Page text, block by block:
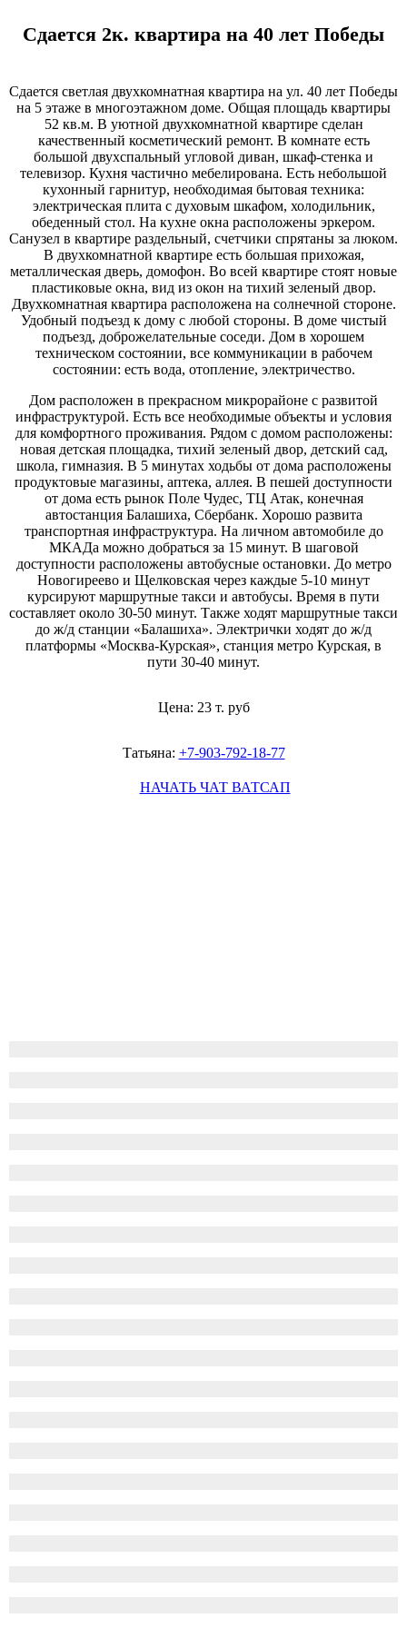
Сдается 2к. квартира на 40 лет Победы
Сдается светлая двухкомнатная квартира на ул. 40 лет Победы
на 5 этаже в многоэтажном доме. Общая площадь квартиры
52 кв.м. В уютной двухкомнатной квартире сделан
качественный косметический ремонт. В комнате есть
большой двухспальный угловой диван, шкаф-стенка и
телевизор. Кухня частично мебелирована. Есть небольшой
кухонный гарнитур, необходимая бытовая техника:
электрическая плита с духовым шкафом, холодильник,
обеденный стол. На кухне окна расположены эркером.
Санузел в квартире раздельный, счетчики спрятаны за люком.
В двухкомнатной квартире есть большая прихожая,
металлическая дверь, домофон. Во всей квартире стоят новые
пластиковые окна, вид из окон на тихий зеленый двор.
Двухкомнатная квартира расположена на солнечной стороне.
Удобный подъезд к дому с любой стороны. В доме чистый
подъезд, доброжелательные соседи. Дом в хорошем
техническом состоянии, все коммуникации в рабочем
состоянии: есть вода, отопление, электричество.
Дом расположен в прекрасном микрорайоне с развитой
инфраструктурой. Есть все необходимые объекты и условия
для комфортного проживания. Рядом с домом расположены:
новая детская площадка, тихий зеленый двор, детский сад,
школа, гимназия. В 5 минутах ходьбы от дома расположены
продуктовые магазины, аптека, аллея. В пешей доступности
от дома есть рынок Поле Чудес, ТЦ Атак, конечная
автостанция Балашиха, Сбербанк. Хорошо развита
транспортная инфраструктура. На личном автомобиле до
МКАДа можно добраться за 15 минут. В шаговой
доступности расположены автобусные остановки. До метро
Новогиреево и Щелковская через каждые 5-10 минут
курсируют маршрутные такси и автобусы. Время в пути
составляет около 30-50 минут. Также ходят маршрутные такси
до ж/д станции «Балашиха». Электрички ходят до ж/д
платформы «Москва-Курская», станция метро Курская, в
пути 30-40 минут.
Цена: 23 т. руб
Татьяна: +7-903-792-18-77
НАЧАТЬ ЧАТ ВАТСАП